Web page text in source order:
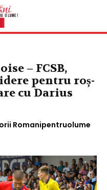
– FCSB,
pentru roș-
cu Darius
Romanipentruolume